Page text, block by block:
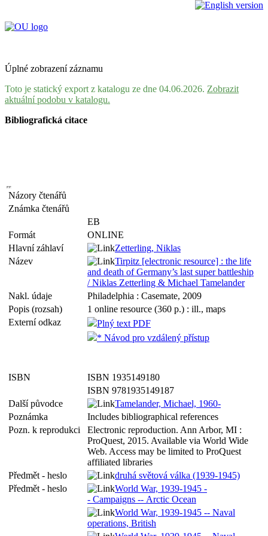
Úplné zobrazení záznamu
Toto je statický export z katalogu ze dne 04.06.2026. Zobrazit
aktuální podobu v katalogu.
Bibliografická citace
Názory čtenářů
Známka čtenářů
EB
Formát
ONLINE
Hlavní záhlaví
Zetterling, Niklas
Název
Tirpitz [electronic resource] : the life
and death of Germany’s last super battleship
/ Niklas Zetterling & Michael Tamelander
Nakl. údaje
Philadelphia : Casemate, 2009
Popis (rozsah)
1 online resource (360 p.) : ill., maps
Externí odkaz
Plný text PDF
* Návod pro vzdálený přístup
ISBN
ISBN 1935149180
ISBN 9781935149187
Další původce
Tamelander, Michael, 1960-
Poznámka
Includes bibliographical references
Pozn. k reprodukci
Electronic reproduction. Ann Arbor, MI :
ProQuest, 2015. Available via World Wide
Web. Access may be limited to ProQuest
affiliated libraries
Předmět - heslo
druhá světová válka (1939-1945)
Předmět - heslo
World War, 1939-1945 -
- Campaigns -- Arctic Ocean
World War, 1939-1945 -- Naval
operations, British